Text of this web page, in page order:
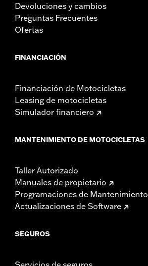
Devoluciones y cambios
Preguntas Frecuentes
Ofertas
FINANCIACIÓN
Financiación de Motocicletas
Leasing de motocicletas
Simulador financiero
MANTENIMIENTO DE MOTOCICLETAS
Taller Autorizado
Manuales de propietario
Programaciones de Mantenimiento
Actualizaciones de Software
SEGUROS